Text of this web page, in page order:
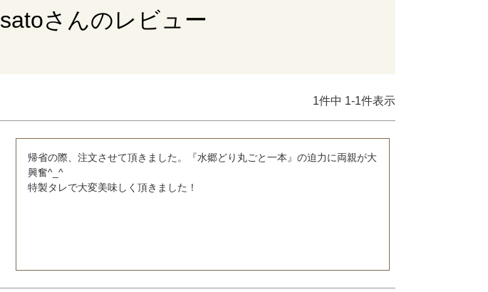
satoさんのレビュー
1件中 1-1件表示
帰省の際、注文させて頂きました。『水郷どり丸ごと一本』の迫力に両親が大
興奮^_^
特製タレで大変美味しく頂きました！